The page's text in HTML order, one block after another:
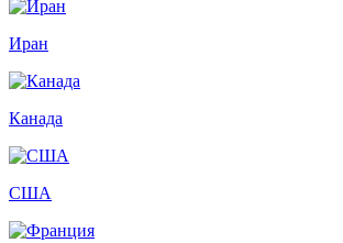
Иран
Канада
США